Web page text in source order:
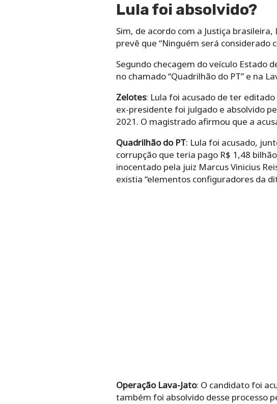
Lula foi absolvido?
Sim, de acordo com a Justiça
prevê que “Ninguém será
Segundo checagem do veículo Estado
no chamado “Quadrilhão do PT” e na
Zelotes: Lula foi acusado de ter
ex-presidente foi julgado e absolvido
2021. O magistrado afirmou que a
Quadrilhão do PT: Lula foi acusado,
corrupção que teria pago R$ 1,48
inocentado pela juiz Marcus Vinicius
existia “elementos configuradores da
Operação Lava-Jato: O candidato foi
também foi absolvido desse processo